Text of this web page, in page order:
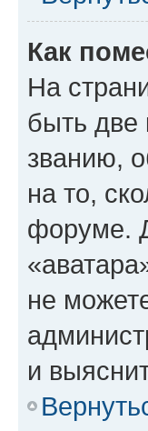
Как
На
быть две
званию,
на то,
форуме.
не
и